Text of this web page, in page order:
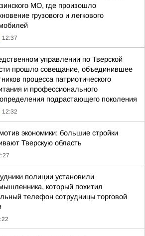
МО, где произошло
грузового и легкового
12:37
управлении по Тверской
прошло совещание, объединившее
процесса патриотического
и профессионального
подрастающего поколения
12:32
экономики: большие стройки
Тверскую область
полиции установили
который похитил
телефон сотрудницы торговой